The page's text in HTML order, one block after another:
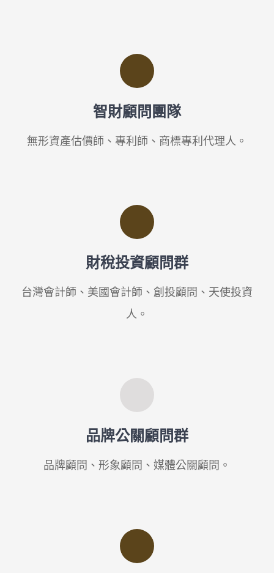
智財顧問團隊
無形資產估價師、專利師、商標專利代理人。
財稅投資顧問群
台灣會計師、美國會計師、創投顧問、天使投資
人。
品牌公關顧問群
品牌顧問、形象顧問、媒體公關顧問。